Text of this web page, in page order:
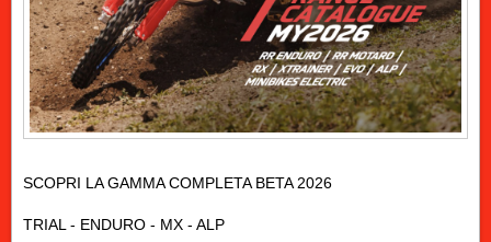
SCOPRI LA GAMMA COMPLETA BETA 2026
TRIAL - ENDURO - MX - ALP